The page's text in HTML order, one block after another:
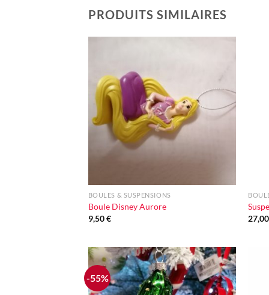
PRODUITS SIMILAIRES
BOULES & SUSPENSIONS
Boule Disney Aurore
9,50€
-55%
Ajouter
à la liste